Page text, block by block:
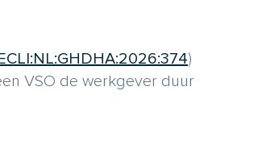
)
VSO de werkgever duur